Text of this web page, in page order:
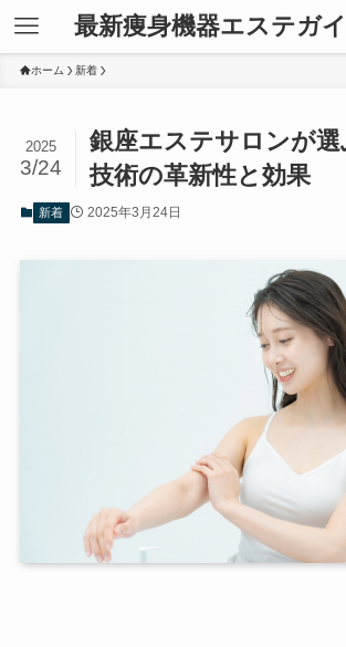
最新痩身機器エステガ
ホーム 新着
銀座エステサロンが
技術の革新性と効果
2025
3/24
新着 2025年3月24日